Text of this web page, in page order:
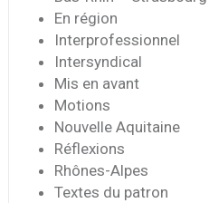
En région
Interprofessionnel
Intersyndical
Mis en avant
Motions
Nouvelle Aquitaine
Réflexions
Rhônes-Alpes
Textes du patron